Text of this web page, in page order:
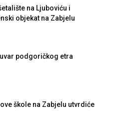
na Ljuboviću i
objekat na Zabjelu
podgoričkog etra
škole na Zabjelu utvrdiće